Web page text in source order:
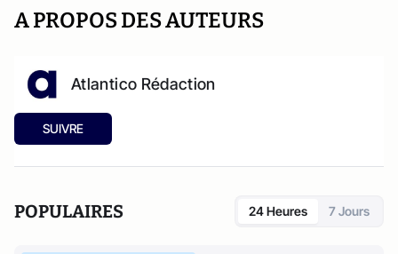
A PROPOS DES AUTEURS
Atlantico Rédaction
SUIVRE
POPULAIRES 24 Heures 7 Jours